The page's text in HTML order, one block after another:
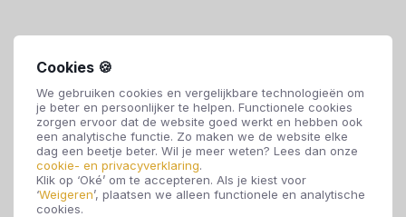
Cookies 🍪
We gebruiken cookies en vergelijkbare technologieën om
je beter en persoonlijker te helpen. Functionele cookies
zorgen ervoor dat de website goed werkt en hebben ook
een analytische functie. Zo maken we de website elke
dag een beetje beter. Wil je meer weten? Lees dan onze
cookie- en privacyverklaring.
Klik op ‘Oké’ om te accepteren. Als je kiest voor
‘Weigeren’, plaatsen we alleen functionele en analytische
cookies.
Cibo Vloeren